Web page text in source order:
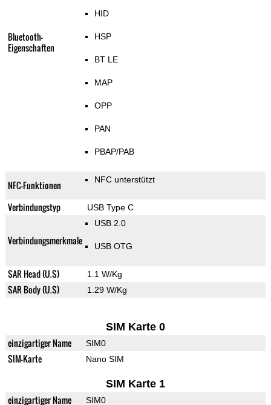
Bluetooth-
Eigenschaften
HID
HSP
BT LE
MAP
OPP
PAN
PBAP/PAB
NFC-Funktionen NFC unterstützt
Verbindungstyp USB Type C
Verbindungsmerkmale
USB 2.0
USB OTG
SAR Head (U.S) 1.1 W/Kg
SAR Body (U.S) 1.29 W/Kg
SIM Karte 0
einzigartiger Name SIM0
SIM-Karte Nano SIM
SIM Karte 1
einzigartiger Name SIM0